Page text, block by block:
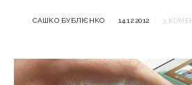
САШКО БУБЛІЄНКО 14.12.2012 3